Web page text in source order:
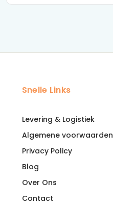
Snelle Links
Levering & Logistiek
Algemene voorwaarden
Privacy Policy
Blog
Over Ons
Contact